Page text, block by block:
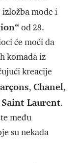
izložba mode i
od 28.
će moći da
komada iz
kreacije
, Chanel,
Laurent.
među
su nekada